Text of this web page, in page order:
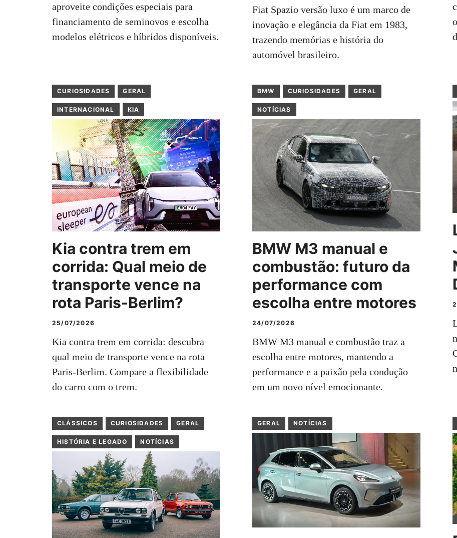
aproveite condições especiais para
financiamento de seminovos e escolha
modelos elétricos e híbridos disponíveis.
Fiat Spazio versão luxo é um marco de
inovação e elegância da Fiat em 1983,
trazendo memórias e história do
automóvel brasileiro.
CURIOSIDADES GERAL
INTERNACIONAL KIA
Kia contra trem em
corrida: Qual meio de
transporte vence na
rota Paris-Berlim?
25/07/2026
Kia contra trem em corrida: descubra
qual meio de transporte vence na rota
Paris-Berlim. Compare a flexibilidade
do carro com o trem.
BMW CURIOSIDADES GERAL
NOTÍCIAS
BMW M3 manual e
combustão: futuro da
performance com
escolha entre motores
24/07/2026
BMW M3 manual e combustão traz a
escolha entre motores, mantendo a
performance e a paixão pela condução
em um novo nível emocionante.
CLÁSSICOS CURIOSIDADES GERAL
HISTÓRIA E LEGADO NOTÍCIAS
GERAL NOTÍCIAS